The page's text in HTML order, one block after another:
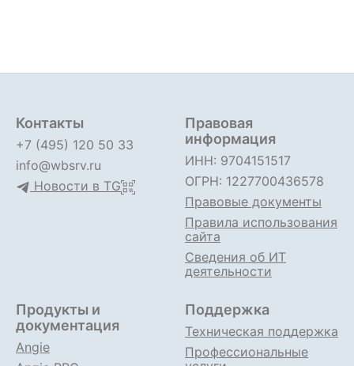
Контакты
+7 (495) 120 50 33
info@wbsrv.ru
Новости в TG
Правовая
информация
ИНН: 9704151517
ОГРН: 1227700436578
Правовые документы
Правила использования
сайта
Сведения об ИТ
деятельности
Продукты и
документация
Angie
Поддержка
Техническая поддержка
Профессиональные